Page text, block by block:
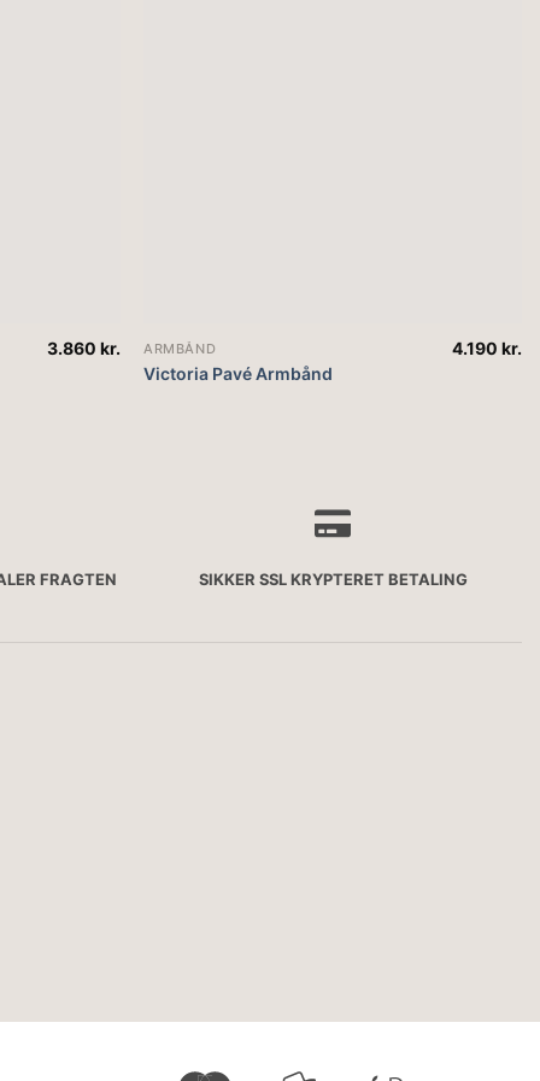
3.860 kr. ARMBÅND
Victoria Pavé Armbånd
4.190kr.
FRAGTEN SIKKER SSL KRYPTERET BETALING